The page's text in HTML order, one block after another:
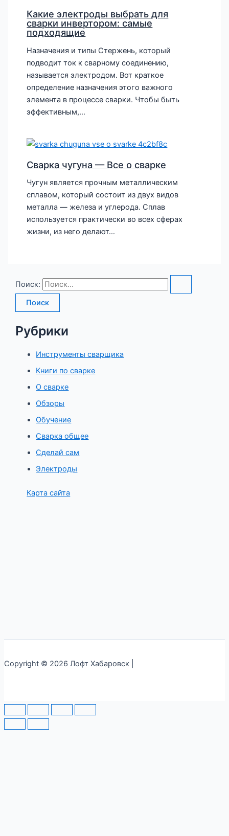
Какие электроды выбрать для
сварки инвертором: самые
подходящие
Назначения и типы Стержень, который
подводит ток к сварному соединению,
называется электродом. Вот краткое
определение назначения этого важного
элемента в процессе сварки. Чтобы быть
эффективным,…
Сварка чугуна — Все о сварке
Чугун является прочным металлическим
сплавом, который состоит из двух видов
металла — железа и углерода. Сплав
используется практически во всех сферах
жизни, из него делают…
Поиск:
Рубрики
Инструменты сварщика
Книги по сварке
О сварке
Обзоры
Обучение
Сварка общее
Сделай сам
Электроды
Карта сайта
Copyright © 2026 Лофт Хабаровск |